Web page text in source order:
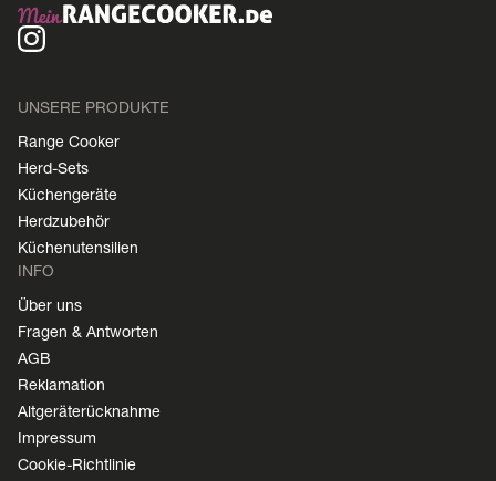
UNSERE PRODUKTE
Range Cooker
Herd-Sets
Küchengeräte
Herdzubehör
Küchenutensilien
INFO
Über uns
Fragen & Antworten
AGB
Reklamation
Altgeräterücknahme
Impressum
Cookie-Richtlinie